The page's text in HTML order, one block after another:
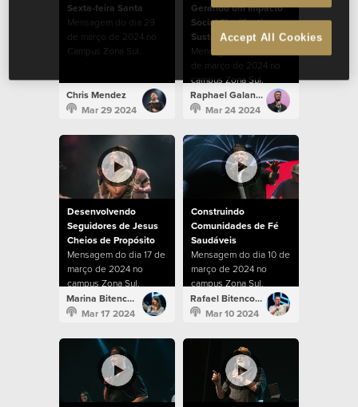
Sexta-feira Santa
Mensagem do dia 29
de março de 2024 no
Campus Zona Sul.
Chris Mendez
Mar 29 2024
Gerando um Impacto
Social Significativo e
Sustentável
Mensagem do dia 24
de março de 2024 no
campus Zona Sul.
Raphael Galante
Mar 24 2024
Desenvolvendo
Seguidores de Jesus
Cheios de Propósito
Mensagem do dia 17 de
março de 2024 no
campus Zona Sul.
Marina Bitencourt
Mar 17 2024
Construindo
Comunidades de Fé
Saudáveis
Mensagem do dia 10 de
março de 2024 no
campus Zona Sul.
Rafael Bitencourt
Mar 10 2024
Accept All Cookies